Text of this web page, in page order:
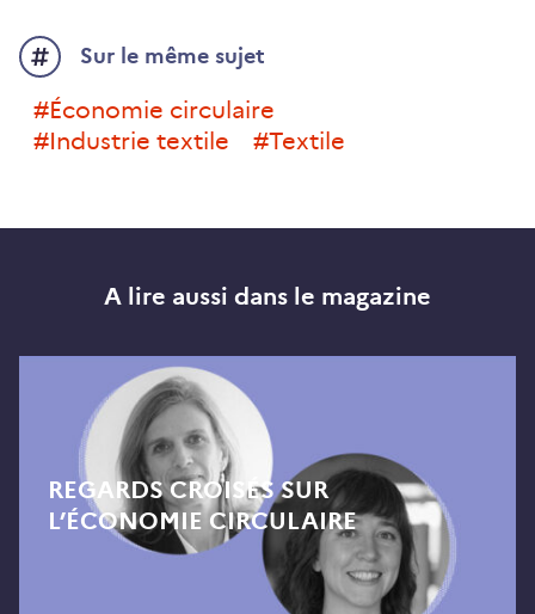
Sur le même sujet
#économie circulaire
#industrie textile
#textile
A lire aussi dans le magazine
REGARDS CROISÉS SUR
L’ÉCONOMIE CIRCULAIRE